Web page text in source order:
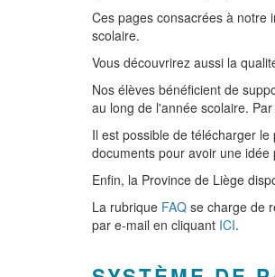
Ces pages consacrées à notre
scolaire.
Vous découvrirez aussi la
Nos élèves bénéficient de
au long de l'année scolaire.
Il est possible de télécharger
documents pour avoir une
Enfin, la Province de Liège
La rubrique FAQ se charge de
par e-mail en cliquant ICI.